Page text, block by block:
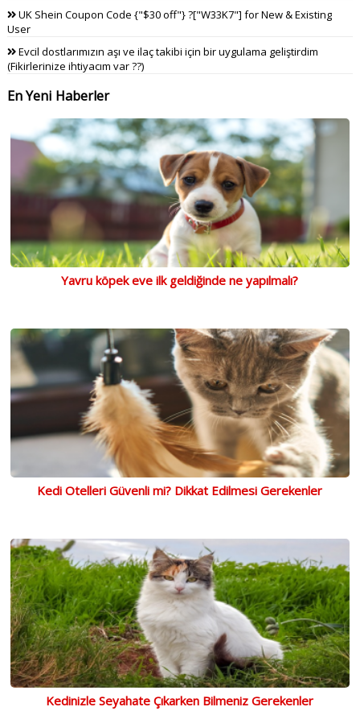
UK Shein Coupon Code {"$30 off"} ?["W33K7"] for New & Existing
User
Evcil dostlarımızın aşı ve ilaç takibi için bir uygulama geliştirdim
(Fikirlerinize ihtiyacım var ??)
En Yeni Haberler
Yavru köpek eve ilk geldiğinde ne yapılmalı?
Kedi Otelleri Güvenli mi? Dikkat Edilmesi Gerekenler
Kedinizle Seyahate Çıkarken Bilmeniz Gerekenler